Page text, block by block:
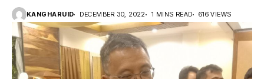
KANGHARUID DECEMBER 30, 2022 1 MINS READ 616 VIEWS